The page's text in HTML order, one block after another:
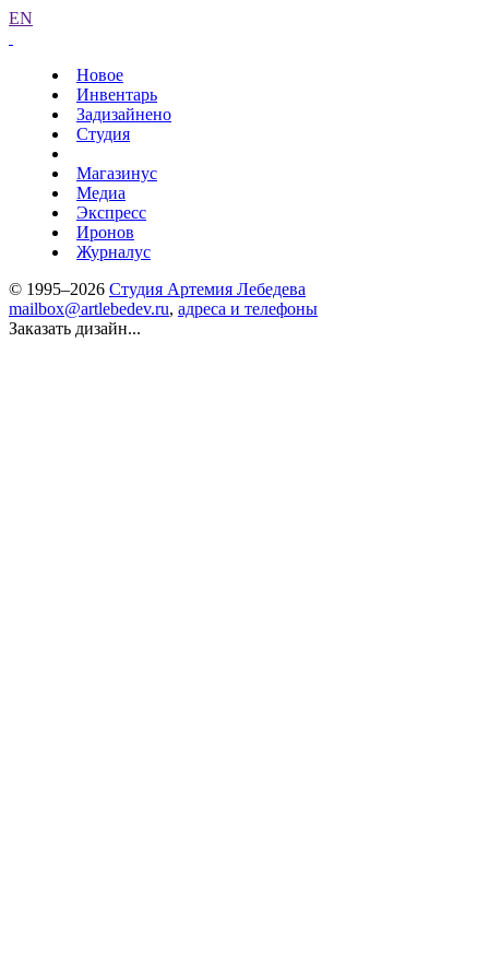
EN
Новое
Инвентарь
Задизайнено
Студия
Магазинус
Медиа
Экспресс
Иронов
Журналус
© 1995–2026 Студия Артемия Лебедева
mailbox@artlebedev.ru, адреса и телефоны
Заказать дизайн...